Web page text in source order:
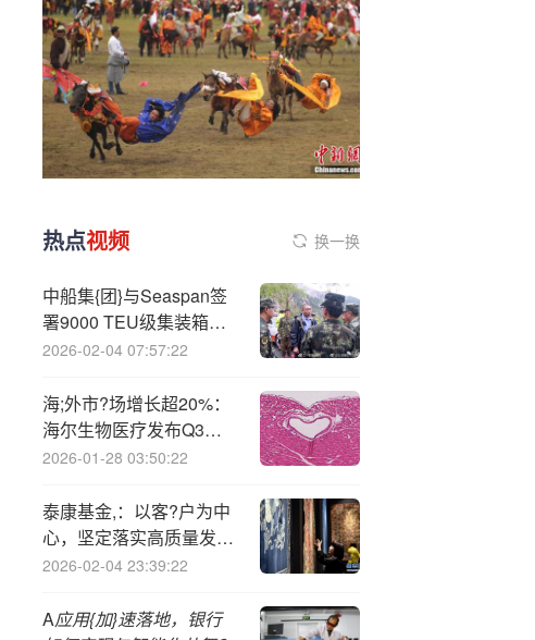
热点视频 换一换
中船集{团}与Seaspan签
署9000 TEU级集装箱船
建造合同
2026-02-04 07:57:22
海;外市?场增长超20%：
海尔生物医疗发布Q3财
报
2026-01-28 03:50:22
泰康基金,：以客?户为中
心，坚定落实高质量发展
行动方案
2026-02-04 23:39:22
A应用{加}速落地，银行